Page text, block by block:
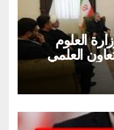
العلوم
العلمي